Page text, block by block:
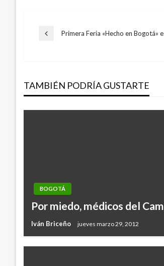
Navegación
entradas
Entrada
Primera Feria «Hecho en Bogotá»
TAMBIÉN PODRÍA GUSTARTE
BOGOTÁ
Por miedo, médicos del
Iván Briceño jueves marzo 29, 2012